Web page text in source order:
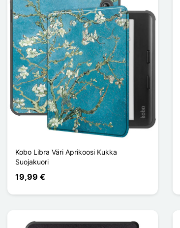
Kobo Libra Väri Aprikoosi Kukka
Suojakuori
19,99 €